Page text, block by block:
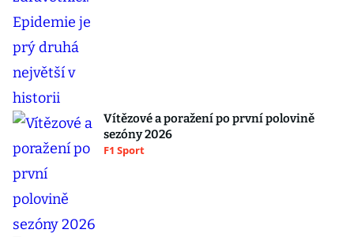
Vítězové a poražení po první polovině
sezóny 2026
F1 Sport